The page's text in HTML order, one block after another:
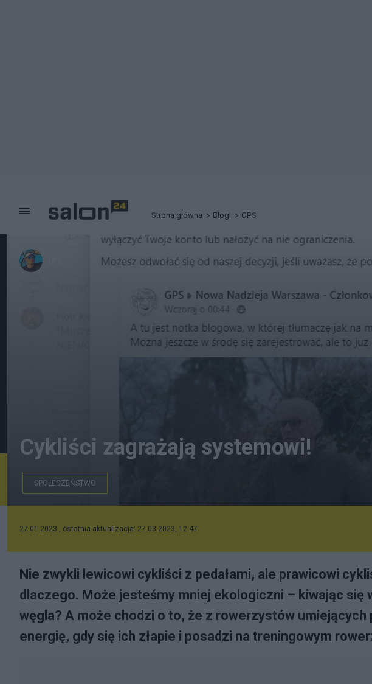
Strona główna Blogi GPS
Cykliści zagrażają systemowi!
SPOŁECZEŃSTWO
27.01.2023 , ostatnia aktualizacja: 27.03.2023, 12:47
Nie zwykli lewicowi cykliści z pedałami, ale prawicowi
dlaczego. Może jesteśmy mniej ekologiczni – kiwając się
węgla? A może chodzi o to, że z rowerzystów umiejących
energię, gdy się ich złapie i posadzi na treningowym